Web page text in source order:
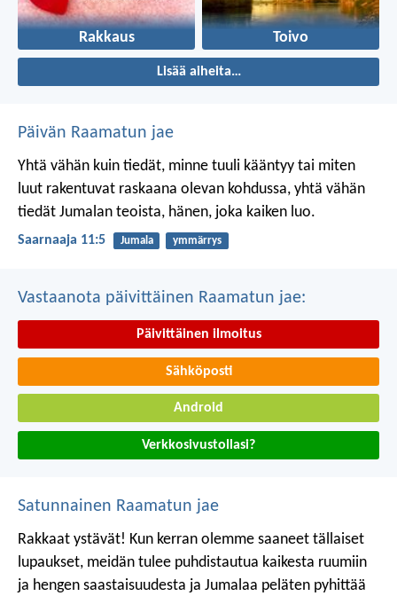
Rakkaus Toivo
Lisää aiheita…
Päivän Raamatun jae
Yhtä vähän kuin tiedät, minne tuuli kääntyy tai miten
luut rakentuvat raskaana olevan kohdussa, yhtä vähän
tiedät Jumalan teoista, hänen, joka kaiken luo.
Saarnaaja 11:5 Jumala ymmärrys
Vastaanota päivittäinen Raamatun jae:
Päivittäinen ilmoitus
Sähköposti
Android
Verkkosivustollasi?
Satunnainen Raamatun jae
Rakkaat ystävät! Kun kerran olemme saaneet tällaiset
lupaukset, meidän tulee puhdistautua kaikesta ruumiin
ja hengen saastaisuudesta ja Jumalaa peläten pyhittää